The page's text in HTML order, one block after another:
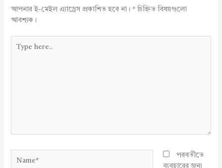
আপনার ই-মেইল এ্যাড্রেস প্রকাশিত হবে না। *চিহ্নিত বিষয়গুলো
আবশ্যক।
here..
পরবর্তীতে
ব্যবহারের জন্য